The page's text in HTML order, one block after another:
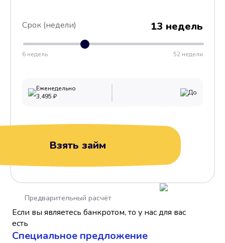
Срок (недели) 13 недель
6 недель 52 недели
Еженедельно
3,495 ₽ До
Взять займ
Если вы являетесь банкротом, то у нас для вас
есть
Cпециальное предложение
Предварительный расчёт